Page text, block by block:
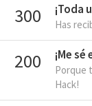
300 ¡Toda
Has
200 ¡Me
Porque
Hack!